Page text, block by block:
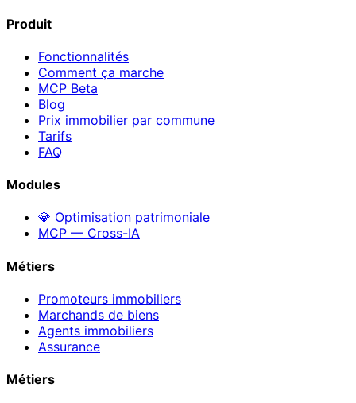
Produit
Fonctionnalités
Comment ça marche
MCP Beta
Blog
Prix immobilier par commune
Tarifs
FAQ
Modules
💎 Optimisation patrimoniale
MCP — Cross-IA
Métiers
Promoteurs immobiliers
Marchands de biens
Agents immobiliers
Assurance
Métiers